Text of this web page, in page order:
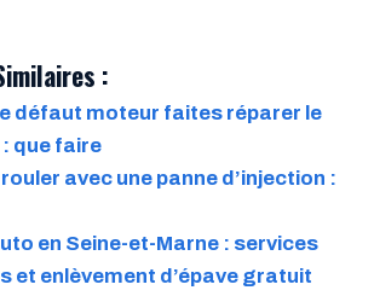
:
défaut moteur faites réparer le
que faire
avec une panne d’injection :
en Seine-et-Marne : services
et enlèvement d’épave gratuit